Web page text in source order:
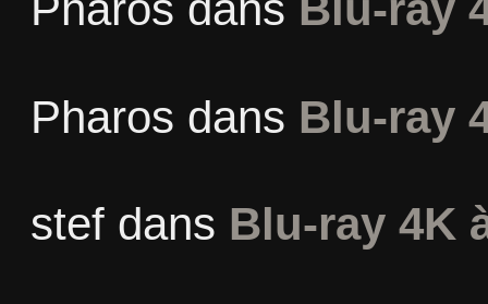
Pharos dans Blu-ray
stefdans Blu-ray 4K